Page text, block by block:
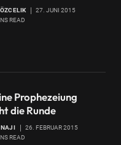
27. JUNI 2015
READ
Prophezeiung
die Runde
26. FEBRUAR 2015
READ